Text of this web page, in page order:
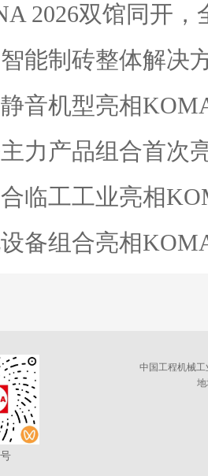
2026双馆同开
能制砖整体解决
音机型亮相
力产品组合首次
临工工业亮相
备组合亮相
中国工程机械
地